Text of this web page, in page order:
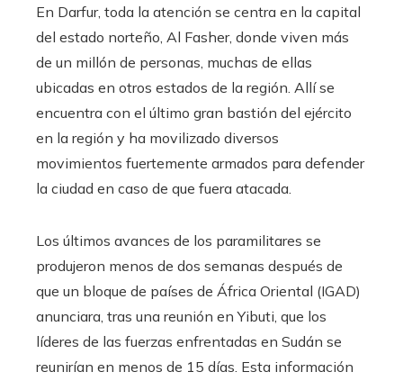
En Darfur, toda la atención se centra en la capital
del estado norteño, Al Fasher, donde viven más
de un millón de personas, muchas de ellas
ubicadas en otros estados de la región. Allí se
encuentra con el último gran bastión del ejército
en la región y ha movilizado diversos
movimientos fuertemente armados para defender
la ciudad en caso de que fuera atacada.
Los últimos avances de los paramilitares se
produjeron menos de dos semanas después de
que un bloque de países de África Oriental (IGAD)
anunciara, tras una reunión en Yibuti, que los
líderes de las fuerzas enfrentadas en Sudán se
reunirían en menos de 15 días. Esta información